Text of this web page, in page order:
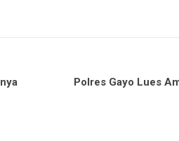
Polres Gayo Lues